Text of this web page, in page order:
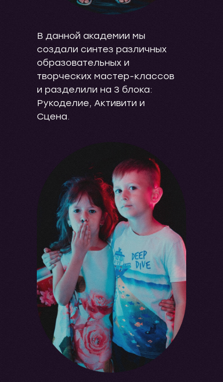
В данной академии мы
создали синтез различных
образовательных и
творческих мастер-классов
и разделили на 3 блока:
Рукоделие, Активити и
Сцена.